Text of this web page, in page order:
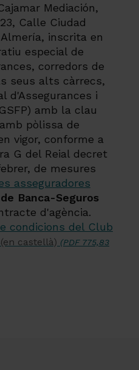
Mediación,
Calle Ciudad
Almería, inscrita en
especial de
corredors de
seus alts càrrecs,
d'Assegurances i
amb la clau
pòlissa de
vigor, conforme a
G del Reial decret
de mesures
asseguradores
Banca-Seguros
d'agència.
condicions del Club
(en castellà) (PDF 775,83